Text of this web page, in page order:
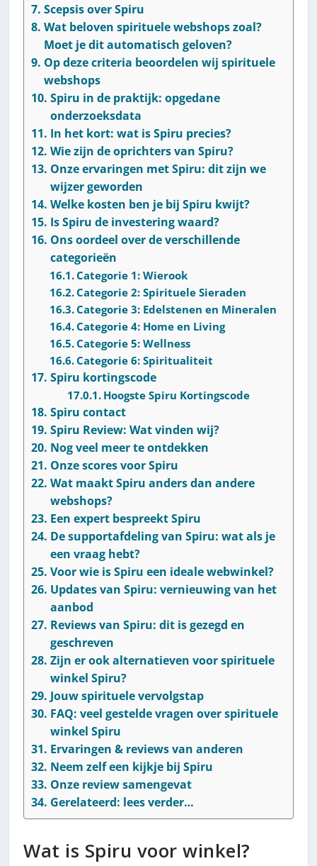
Scepsis over Spiru
Wat beloven spirituele webshops zoal?
Moet je dit automatisch geloven?
Op deze criteria beoordelen wij spirituele
webshops
Spiru in de praktijk: opgedane
onderzoeksdata
In het kort: wat is Spiru precies?
Wie zijn de oprichters van Spiru?
Onze ervaringen met Spiru: dit zijn we
wijzer geworden
Welke kosten ben je bij Spiru kwijt?
Is Spiru de investering waard?
Ons oordeel over de verschillende
categorieën
Categorie 1: Wierook
Categorie 2: Spirituele Sieraden
Categorie 3: Edelstenen en Mineralen
Categorie 4: Home en Living
Categorie 5: Wellness
Categorie 6: Spiritualiteit
Spiru kortingscode
Hoogste Spiru Kortingscode
Spiru contact
Spiru Review: Wat vinden wij?
Nog veel meer te ontdekken
Onze scores voor Spiru
Wat maakt Spiru anders dan andere
webshops?
Een expert bespreekt Spiru
De supportafdeling van Spiru: wat als je
een vraag hebt?
Voor wie is Spiru een ideale webwinkel?
Updates van Spiru: vernieuwing van het
aanbod
Reviews van Spiru: dit is gezegd en
geschreven
Zijn er ook alternatieven voor spirituele
winkel Spiru?
Jouw spirituele vervolgstap
FAQ: veel gestelde vragen over spirituele
winkel Spiru
Ervaringen & reviews van anderen
Neem zelf een kijkje bij Spiru
Onze review samengevat
Gerelateerd: lees verder…
Wat is Spiru voor winkel?